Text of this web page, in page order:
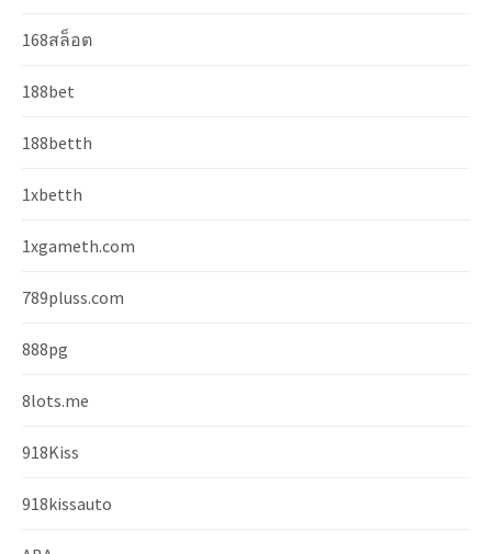
168สล็อต
188bet
188betth
1xbetth
1xgameth.com
789pluss.com
888pg
8lots.me
918Kiss
918kissauto